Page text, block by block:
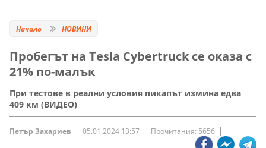
Начало НОВИНИ
Пробегът на Tesla Cybertruck се оказа с
21% по-малък
При тестове в реални условия пикапът измина едва
409 км (ВИДЕО)
Петър Захариев 05.01.2024 13:57 Прочитания: 5656